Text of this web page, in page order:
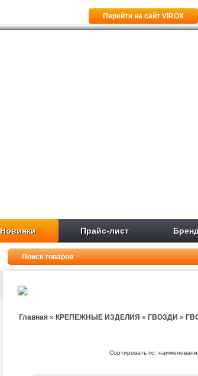
Перейти на сайт VIROX
Новинки Прайс-лист
Главная » КРЕПЕЖНЫЕ ИЗДЕЛИЯ » ГВОЗДИ »
Сортировать по: